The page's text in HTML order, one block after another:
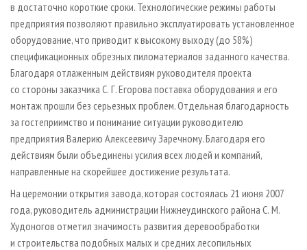
в достаточно короткие сроки. Технологические режимы работы
предприятия позволяют правильно эксплуатировать установленное
оборудование, что приводит к высокому выходу (до 58%)
спецификационных обрезных пиломатериалов заданного качества.
Благодаря отлаженным действиям руководителя проекта
со стороны заказчика С. Г. Егорова поставка оборудования и его
монтаж прошли без серьезных проблем. Отдельная благодарность
за гостеприимство и понимание ситуации руководителю
предприятия Валерию Алексеевичу Заречному. Благодаря его
действиям были объединены усилия всех людей и компаний,
направленные на скорейшее достижение результата.
На церемонии открытия завода, которая состоялась 21 июня 2007
года, руководитель администрации Нижнеудинского района С. М.
Худоногов отметил значимость развития деревообработки
и строительства подобных малых и средних лесопильных